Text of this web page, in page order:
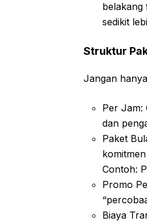
belakang
sedikit
Struktur
Jangan
Per Jam:
dan
Paket
Contoh:
Promo
Biaya